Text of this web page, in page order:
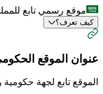
موقع رسمي تابع
كيف تعرف؟
عنوان الموقع
الموقع تابع لجهة